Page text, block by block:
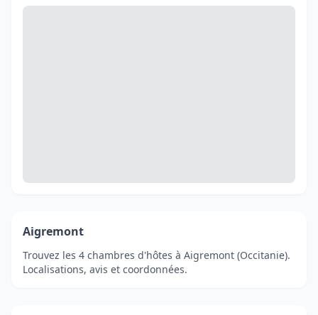
Aigremont
Trouvez les 4 chambres d'hôtes à Aigremont (Occitanie).
Localisations, avis et coordonnées.